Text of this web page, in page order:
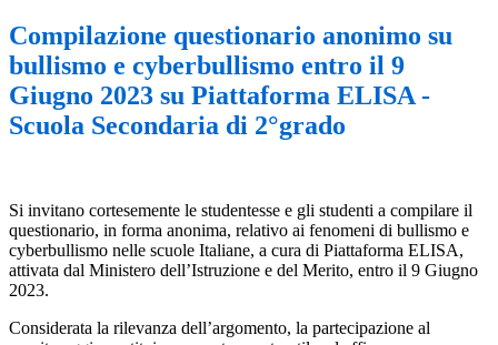
Compilazione questionario anonimo su
bullismo e cyberbullismo entro il 9
Giugno 2023 su Piattaforma ELISA -
Scuola Secondaria di 2°grado
Si invitano cortesemente le studentesse e gli studenti a compilare il
questionario, in forma anonima, relativo ai fenomeni di bullismo e
cyberbullismo nelle scuole Italiane, a cura di Piattaforma ELISA,
attivata dal Ministero dell’Istruzione e del Merito, entro il 9 Giugno
2023.
Considerata la rilevanza dell’argomento, la partecipazione al